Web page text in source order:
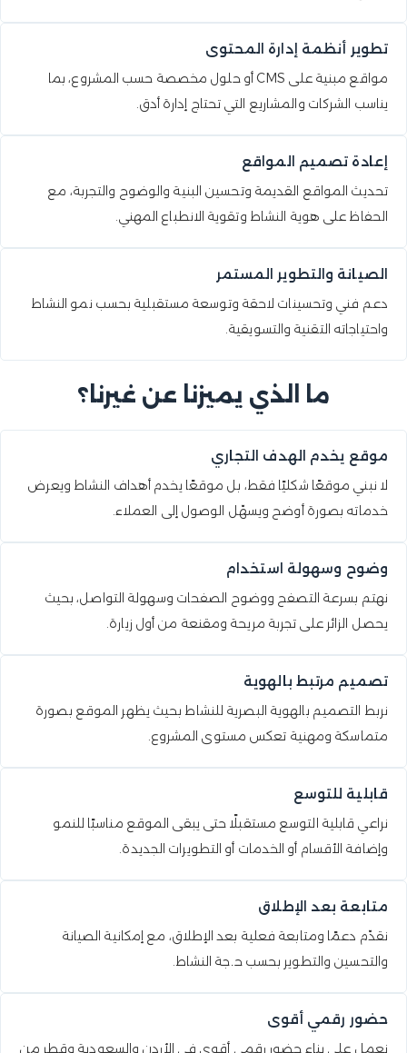
تطوير أنظمة إدارة المحتوى
مواقع مبنية على CMS أو حلول مخصصة حسب المشروع، بما
يناسب الشركات والمشاريع التي تحتاج إدارة أدق.
إعادة تصميم المواقع
تحديث المواقع القديمة وتحسين البنية والوضوح والتجربة، مع
الحفاظ على هوية النشاط وتقوية الانطباع المهني.
الصيانة والتطوير المستمر
دعم فني وتحسينات لاحقة وتوسعة مستقبلية بحسب نمو النشاط
واحتياجاته التقنية والتسويقية.
ما الذي يميزنا عن غيرنا؟
موقع يخدم الهدف التجاري
لا نبني موقعًا شكليًا فقط، بل موقعًا يخدم أهداف النشاط ويعرض
خدماته بصورة أوضح ويسهّل الوصول إلى العملاء.
وضوح وسهولة استخدام
نهتم بسرعة التصفح ووضوح الصفحات وسهولة التواصل، بحيث
يحصل الزائر على تجربة مريحة ومقنعة من أول زيارة.
تصميم مرتبط بالهوية
نربط التصميم بالهوية البصرية للنشاط بحيث يظهر الموقع بصورة
متماسكة ومهنية تعكس مستوى المشروع.
قابلية للتوسع
نراعي قابلية التوسع مستقبلًا حتى يبقى الموقع مناسبًا للنمو
وإضافة الأقسام أو الخدمات أو التطويرات الجديدة.
متابعة بعد الإطلاق
نقدّم دعمًا ومتابعة فعلية بعد الإطلاق، مع إمكانية الصيانة
والتحسين والتطوير بحسب حاجة النشاط.
حضور رقمي أقوى
نعمل على بناء حضور رقمي أقوى في الأردن والسعودية وقطر من